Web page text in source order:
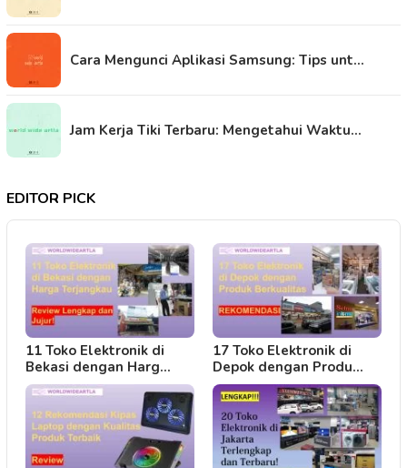
Cara Mengunci Aplikasi Samsung: Tips unt…
Jam Kerja Tiki Terbaru: Mengetahui Waktu…
EDITOR PICK
11 Toko Elektronik di
Bekasi dengan Harg…
17 Toko Elektronik di
Depok dengan Produ…